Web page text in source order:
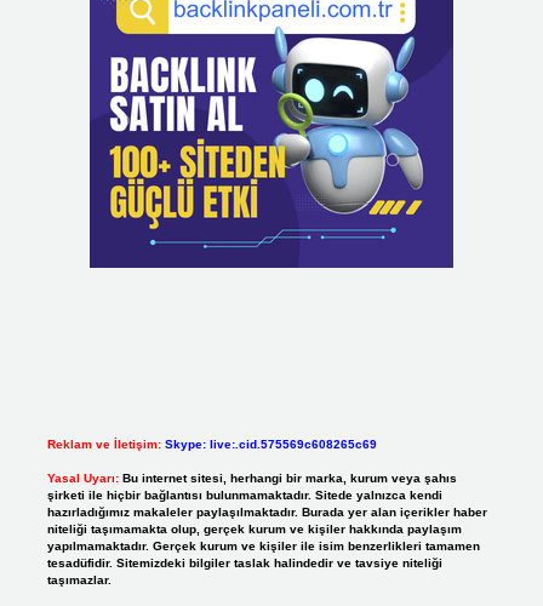
Reklam ve İletişim: Skype: live:.cid.575569c608265c69
Yasal Uyarı: Bu internet sitesi, herhangi bir marka, kurum veya şahıs
şirketi ile hiçbir bağlantısı bulunmamaktadır. Sitede yalnızca kendi
hazırladığımız makaleler paylaşılmaktadır. Burada yer alan içerikler haber
niteliği taşımamakta olup, gerçek kurum ve kişiler hakkında paylaşım
yapılmamaktadır. Gerçek kurum ve kişiler ile isim benzerlikleri tamamen
tesadüfidir. Sitemizdeki bilgiler taslak halindedir ve tavsiye niteliği
taşımazlar.